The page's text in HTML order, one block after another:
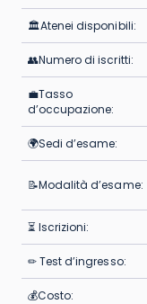
🏛Atenei disponibili:
👥Numero di iscritti:
💼Tasso
d’occupazione:
🌍Sedi d’esame:
📝Modalità d’esame:
⏳ Iscrizioni:
✏ Test d’ingresso:
💰Costo: